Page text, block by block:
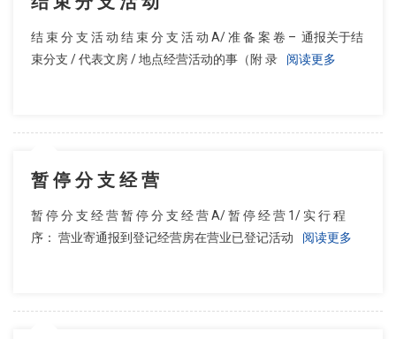
结 束 分 支 活 动 结 束 分 支 活 动 A/ 准 备 案 卷 – 通报关于结
束分支 / 代表文房 / 地点经营活动的事（附 录
阅读更多
暂 停 分 支 经 营
暂 停 分 支 经 营 暂 停 分 支 经 营 A/ 暂 停 经 营 1/ 实 行 程
序： 营业寄通报到登记经营房在营业已登记活动
阅读更多